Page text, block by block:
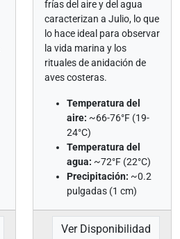
frías del aire y del agua
caracterizan a Julio, lo que
lo hace ideal para observar
la vida marina y los
rituales de anidación de
aves costeras.
Temperatura del
aire: ~66-76°F (19-
24°C)
Temperatura del
agua: ~72°F (22°C)
Precipitación: ~0.2
pulgadas (1 cm)
Ver Disponibilidad